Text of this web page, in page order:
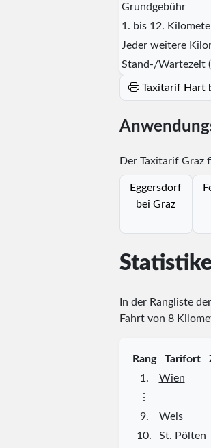
Grundgebühr
1. bis 12.
Jeder weitere
Stand-/Wartezeit
Taxitarif Hart
Der Taxitarif Graz
Eggersdorf
bei Graz
In der Rangliste
Fahrt von 8
Rang Tarifort
1.
Wien
⋮
9.
Wels
10.
St. Pölten